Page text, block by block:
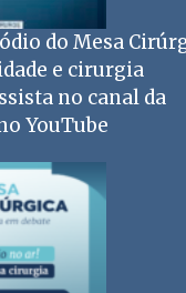
do Mesa
e cirurgia
no canal da
YouTube